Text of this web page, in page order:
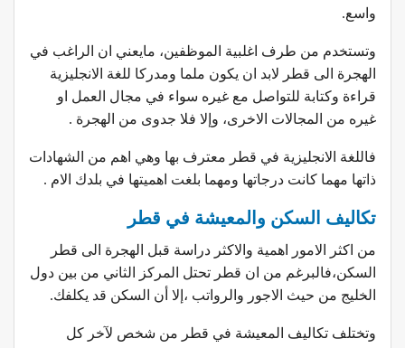
واسع.
وتستخدم من طرف اغلبية الموظفين، مايعني ان الراغب في
الهجرة الى قطر لابد ان يكون ملما ومدركا للغة الانجليزية
قراءة وكتابة للتواصل مع غيره سواء في مجال العمل او
غيره من المجالات الاخرى، وإلا فلا جدوى من الهجرة .
فاللغة الانجليزية في قطر معترف بها وهي اهم من الشهادات
ذاتها مهما كانت درجاتها ومهما بلغت اهميتها في بلدك الام .
تكاليف السكن والمعيشة في قطر
من اكثر الامور اهمية والاكثر دراسة قبل الهجرة الى قطر
السكن،فالبرغم من ان قطر تحتل المركز الثاني من بين دول
الخليج من حيث الاجور والرواتب ،إلا أن السكن قد يكلفك.
وتختلف تكاليف المعيشة في قطر من شخص لآخر كل